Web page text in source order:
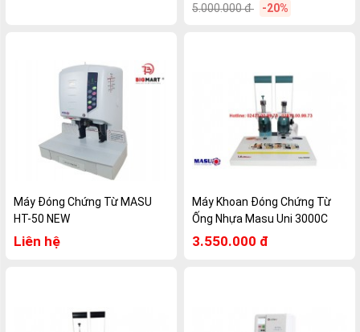
5.000.000 đ -20%
Máy Đóng Chứng Từ MASU
HT-50 NEW
Liên hệ
Máy Khoan Đóng Chứng Từ
Ống Nhựa Masu Uni 3000C
3.550.000 đ